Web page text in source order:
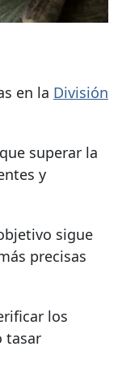
en la División
superar la
y
sigue
precisas
los
tasar